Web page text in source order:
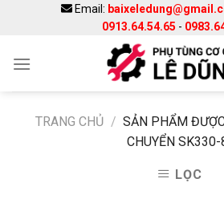
Email:
0913.64.54.65 -
TRANG CHỦ / SẢN PHẨM
CHUYỂN SK330-
LỌC